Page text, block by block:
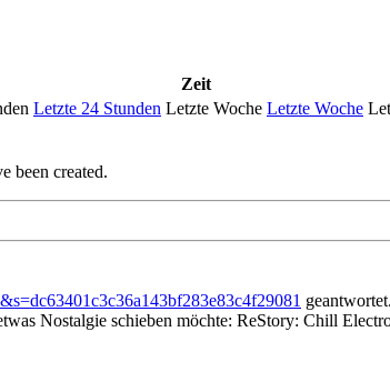
Zeit
Letzte 24 Stunden Letzte Woche Letzte Woche
been created.
geantwortet.
Nostalgie schieben möchte: ReStory: Chill